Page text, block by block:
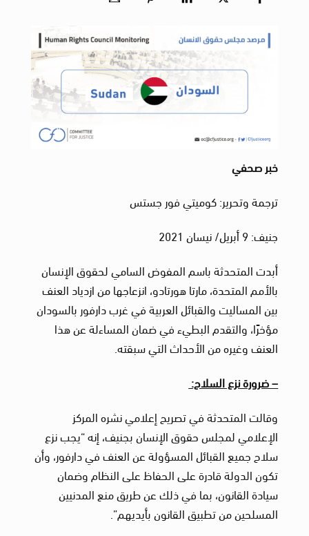
خبر صحفي
ترجمة وتحرير: كوميتي فور جستس
جنيف: 9 أبريل/ نيسان 2021
أبدت المتحدثة باسم المفوض السامي لحقوق الإنسان
بالأمم المتحدة، مارتا هورتادو، انزعاجها من ازدياد العنف
بين المساليت والقبائل العربية في غرب دارفور بالسودان
مؤخرًا، والتقدم البطيء في ضمان المساءلة عن هذا
العنف وغيره من الأحداث التي سبقته.
– ضرورة نزع السلاح:
وقالت المتحدثة في تصريح إعلامي نشره المركز
الإعلامي لمجلس حقوق الإنسان بجنيف، إنه “يجب نزع
سلاح جميع القبائل المسؤولة عن العنف في دارفور، وأن
تكون الدولة قادرة على الحفاظ على النظام وضمان
سيادة القانون، بما في ذلك عن طريق منع المدنيين
المسلحين من تطبيق القانون بأيديهم”.